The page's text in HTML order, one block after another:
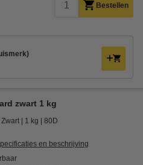
Bestellen
zwart 1 kg
Zwart 1 kg 80D
en beschrijving